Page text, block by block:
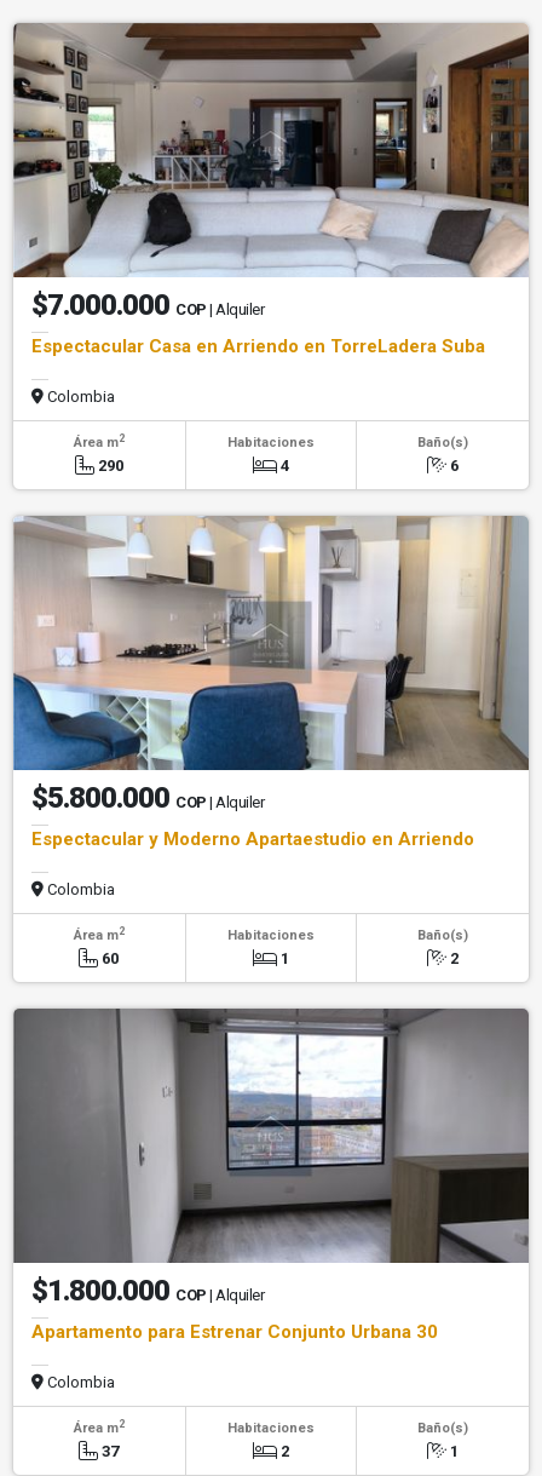
$7.000.000 COP | Alquiler
Espectacular Casa en Arriendo en TorreLadera Suba
Colombia
Área m2
290
Habitaciones
4
Baño(s)
6
$5.800.000 COP | Alquiler
Espectacular y Moderno Apartaestudio en Arriendo
Colombia
Área m2
60
Habitaciones
1
Baño(s)
2
$1.800.000 COP | Alquiler
Apartamento para Estrenar Conjunto Urbana 30
Colombia
Área m2
37
Habitaciones
2
Baño(s)
1